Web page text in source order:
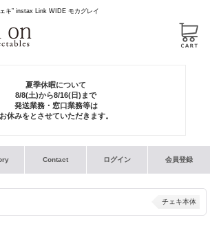
キ” instax Link WIDE モカグレイ
夏季休暇について
8/8(土)から8/16(日)まで
発送業務・窓口業務等は
お休みをとさせていただきます。
Contact ログイン 会員登録
チェキ本体